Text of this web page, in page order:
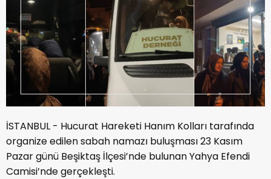
İSTANBUL - Hucurat Hareketi Hanım Kolları tarafında
organize edilen sabah namazı buluşması 23 Kasım
Pazar günü Beşiktaş İlçesi’nde bulunan Yahya Efendi
Camisi’nde gerçekleşti.